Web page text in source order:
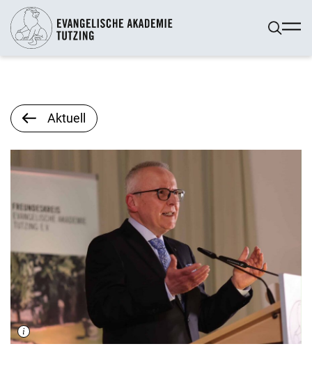
Aktuell